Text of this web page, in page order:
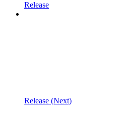
Release
Release (Next)